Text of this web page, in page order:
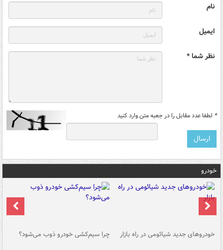
نام
ایمیل
نظر شما *
* لطفا عدد مقابل را در جعبه متن وارد کنید
خودرو
خودروهای جدید شیائومی در راه بازار چرا سیم‌کشی خودرو ذوب می‌شود؟